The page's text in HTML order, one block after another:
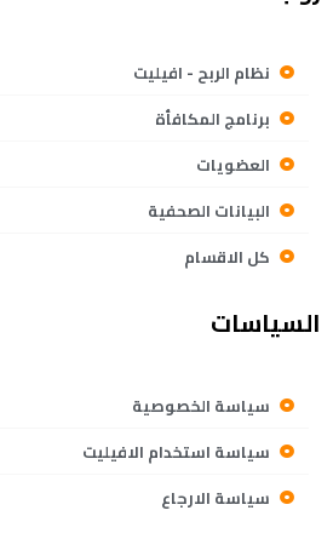
نظام الربح - افيليت
برنامج المكافأة
العضويات
البيانات الصحفية
كل الاقسام
السياسات
سياسة الخصوصية
سياسة استخدام الافيليت
سياسة الارجاع